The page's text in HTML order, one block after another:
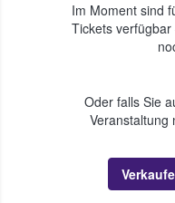
Im Moment sind
Tickets
Oder falls Sie
Veranstaltung